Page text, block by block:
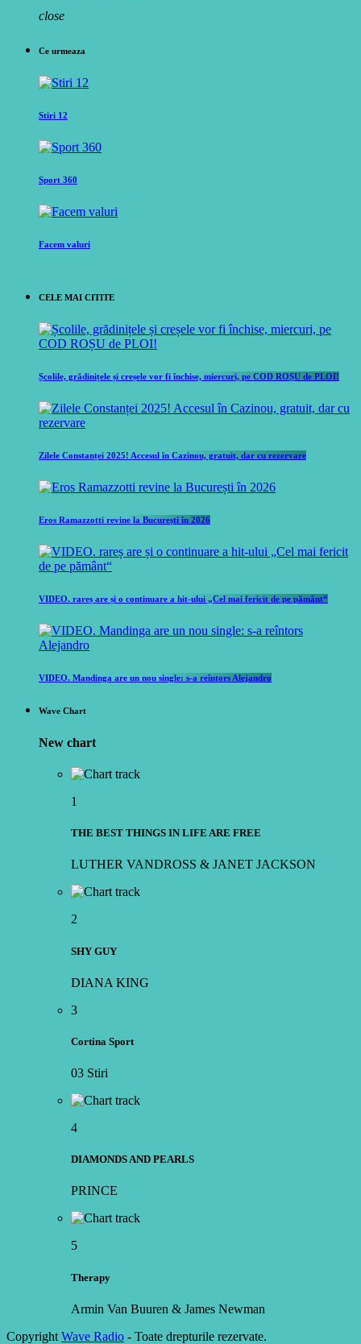
close
Ce urmeaza
Stiri 12
Sport 360
Facem valuri
CELE MAI CITITE
Școlile, grădinițele și creșele vor fi închise, miercuri, pe COD ROȘU de PLOI!
Zilele Constanței 2025! Accesul în Cazinou, gratuit, dar cu rezervare
Eros Ramazzotti revine la București în 2026
VIDEO. rareș are și o continuare a hit-ului „Cel mai fericit de pe pământ“
VIDEO. Mandinga are un nou single: s-a reîntors Alejandro
Wave Chart
New chart
1
THE BEST THINGS IN LIFE ARE FREE
LUTHER VANDROSS & JANET JACKSON
2
SHY GUY
DIANA KING
3
Cortina Sport
03 Stiri
4
DIAMONDS AND PEARLS
PRINCE
5
Therapy
Armin Van Buuren & James Newman
Copyright Wave Radio - Toate drepturile rezervate.